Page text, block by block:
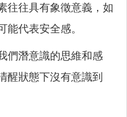
往往具有象徵意義，如
能代表安全感。
們潛意識的思維和感
醒狀態下沒有意識到